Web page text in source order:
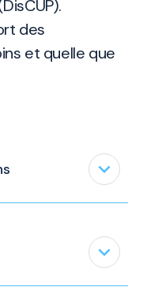
des
et quelle que
expand_less
expand_less